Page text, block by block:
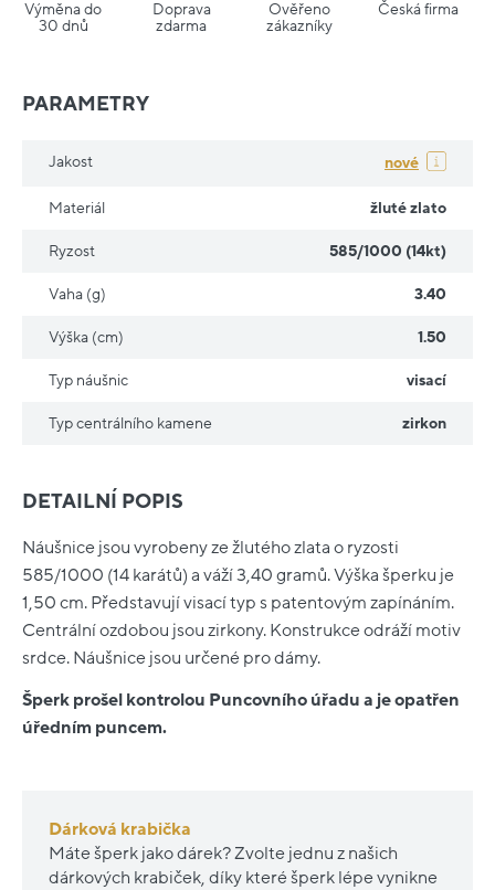
Výměna do
30 dnů
Doprava
zdarma
Ověřeno
zákazníky
Česká firma
DETAILNÍ POPIS
Náušnice jsou vyrobeny ze žlutého zlata o ryzosti
585/1000 (14 karátů) a váží 3,40 gramů. Výška šperku je
1,50 cm. Představují visací typ s patentovým zapínáním.
Centrální ozdobou jsou zirkony. Konstrukce odráží motiv
srdce. Náušnice jsou určené pro dámy.
Šperk prošel kontrolou Puncovního úřadu a je opatřen
úředním puncem.
Dárková krabička
Máte šperk jako dárek? Zvolte jednu z našich
dárkových krabiček, díky které šperk lépe vynikne
PARAMETRY
Jakost nové
Materiál žluté zlato
Ryzost 585/1000 (14kt)
Vaha (g) 3.40
Výška (cm) 1.50
Typ náušnic visací
Typ centrálního kamene zirkon